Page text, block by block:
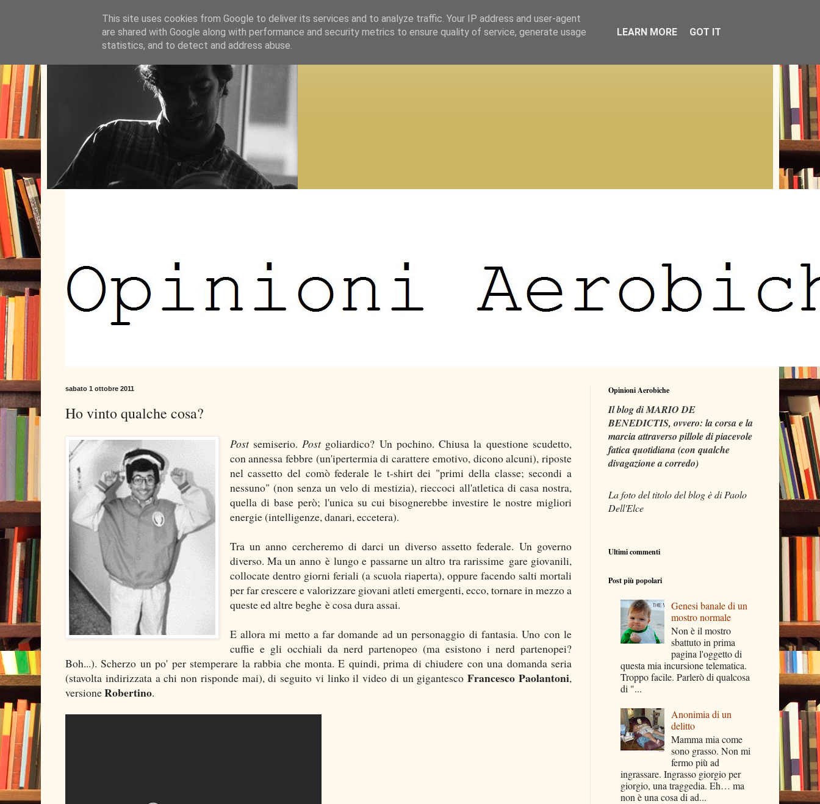
sabato 1 ottobre 2011
Ho vinto qualche cosa?
Postsemiserio. Post goliardico? Un pochino. Chiusa la questione scudetto,
con annessa febbre (un'ipertermia di carattere emotivo, dicono alcuni), riposte
nel cassetto del comò federale le t-shirt dei "primi della classe; secondi a
nessuno" (non senza un velo di mestizia), rieccoci all'atletica di casa nostra,
quella di base però; l'unica su cui bisognerebbe investire le nostre migliori
energie (intelligenze, danari, eccetera).
Tra un anno cercheremo di darci un diverso assetto federale. Un governo
diverso. Ma un anno è lungo e passarne un altro tra rarissime gare giovanili,
collocate dentro giorni feriali (a scuola riaperta), oppure facendo salti mortali
per far crescere e valorizzare giovani atleti emergenti, ecco, tornare in mezzo a
queste ed altre beghe è cosa dura assai.
E allora mi metto a far domande ad un personaggio di fantasia. Uno con le
cuffie e gli occhiali da nerd partenopeo (ma esistono i nerd partenopei?
Boh...). Scherzo un po' per stemperare la rabbia che monta. E quindi, prima di chiudere con una domanda seria
(stavolta indirizzata a chi non risponde mai), di seguito vi linko il video di un gigantescoFrancesco Paolantoni,
versioneRobertino.
Opinioni Aerobiche
Il blog di MARIO DE
BENEDICTIS, ovvero: la corsa e la
marcia attraverso pillole di piacevole
fatica quotidiana (con qualche
divagazione a corredo)
La foto del titolo del blog è di Paolo
Dell'Elce
Ultimi commenti
Post più popolari
Genesi banale di un
mostro normale
Non è il mostro
sbattuto in prima
pagina l'oggetto di
questa mia incursione telematica.
Troppo facile. Parlerò di qualcosa
di "...
Anonimia di un
delitto
Mamma mia come
sono grasso. Non mi
fermo più ad
ingrassare. Ingrasso giorgio per
giorgio, una traggedia. Eh… ma
non è una cosa di ad...
This site uses cookies from Google to deliver its services and to analyze traffic. Your IP address and user-agent
are shared with Google along with performance and security metrics to ensure quality of service, generate usage
statistics, and to detect and address abuse.
LEARN MORE GOT IT